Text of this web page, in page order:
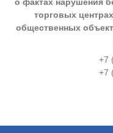
торговых
общественных
+7
+7